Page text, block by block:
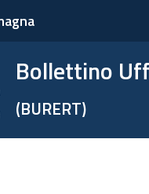
Bollettino
(BURERT)